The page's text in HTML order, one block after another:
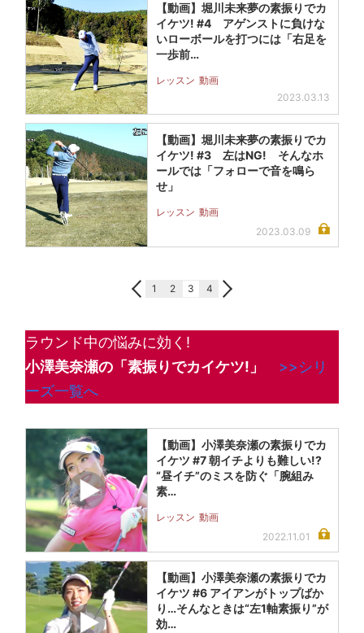
【動画】堀川未来夢の素振りでカ
イケツ! #4 アゲンストに負けな
いローボールを打つには「右足を
一歩前…
レッスン 動画
2023.03.13
【動画】堀川未来夢の素振りでカ
イケツ! #3 左はNG! そんなホ
ールでは「フォローで音を鳴ら
せ」
レッスン 動画
2023.03.09
1 2 3 4
ラウンド中の悩みに効く!
小澤美奈瀬の「素振りでカイケツ!」
>>シリ
ーズ一覧へ
【動画】小澤美奈瀬の素振りでカ
イケツ #7 朝イチよりも難しい!?
“昼イチ”のミスを防ぐ「腕組み
素…
レッスン 動画
2022.11.01
【動画】小澤美奈瀬の素振りでカ
イケツ #6 アイアンがトップばか
り…そんなときは“左1軸素振り”が
効…